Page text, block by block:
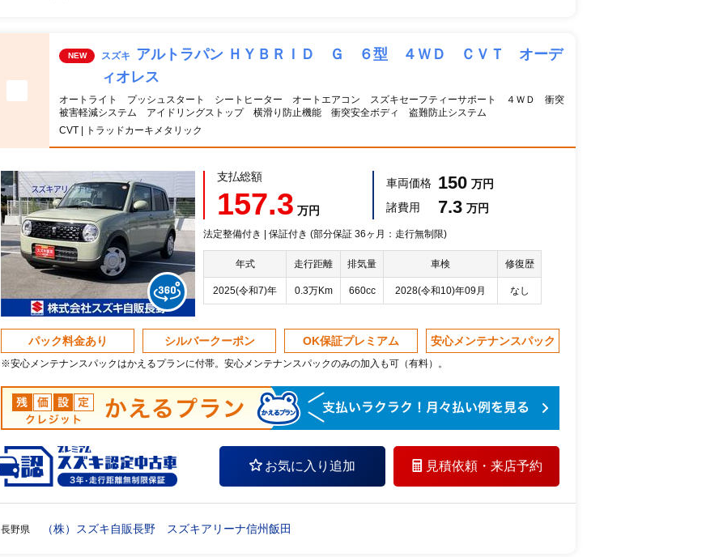
NEW スズキ
アルトラパン ＨＹＢＲＩＤ Ｇ ６型 ４ＷＤ ＣＶＴ オーデ
ィオレス
オートライト プッシュスタート シートヒーター オートエアコン スズキセーフティーサポート ４ＷＤ 衝突
被害軽減システム アイドリングストップ 横滑り防止機能 衝突安全ボディ 盗難防止システム
CVT | トラッドカーキメタリック
支払総額
157.3 万円
車両価格 150 万円
諸費用
7.3 万円
法定整備付き | 保証付き (部分保証 36ヶ月：走行無制限)
年式 走行距離 排気量 車検 修復歴
2025(令和7)年 0.3万Km 660cc 2028(令和10)年09月 なし
パック料金あり シルバークーポン OK保証プレミアム 安心メンテナンスパック
※安心メンテナンスパックはかえるプランに付帯。安心メンテナンスパックのみの加入も可（有料）。
お気に入り追加 見積依頼・ 来店予約
長野県 （株）スズキ自販長野 スズキアリーナ信州飯田